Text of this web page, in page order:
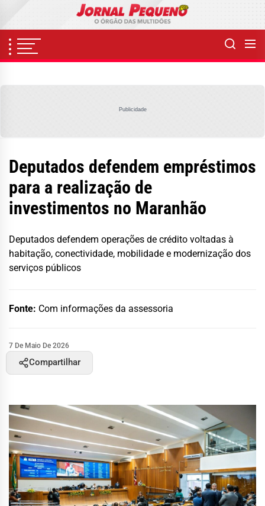
content
Publicidade
Deputados defendem empréstimos
para a realização de
investimentos no Maranhão
Deputados defendem operações de crédito voltadas à
habitação, conectividade, mobilidade e modernização dos
serviços públicos
Fonte: Com informações da assessoria
7 De Maio De 2026
Compartilhar